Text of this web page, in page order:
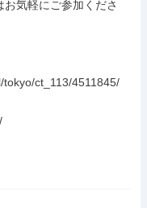
気軽にご参加くださ
ct_113/4511845/